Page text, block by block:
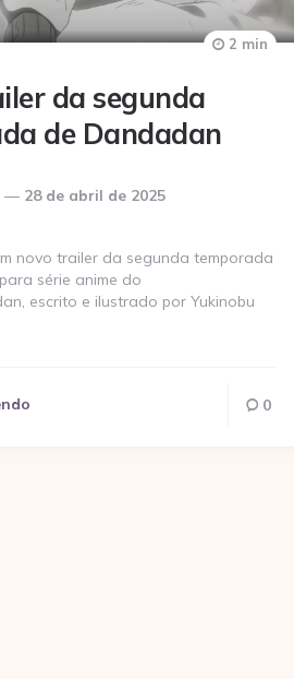
da segunda
de Dandadan
28 de abril de 2025
2 min
novo trailer da segunda temporada
série anime do
escrito e ilustrado por Yukinobu
0